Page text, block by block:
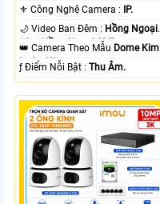
⚜️ Công Nghệ Camera : IP.
🌙 Video Ban Đêm : Hồng Ngoại
10m Hồng Ngoại SMD.
👑 Camera Theo Mẫu Dome Kim
loại + Nhựa.
️ƒ Điểm Nỗi Bật :Thu Âm.